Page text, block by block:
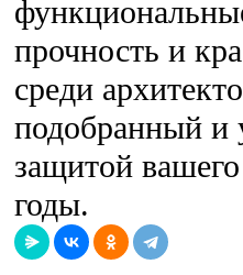
прочность и
среди
подобранный и
защитой
годы.